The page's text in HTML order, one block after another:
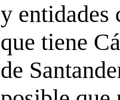
y entidades
que tiene
de